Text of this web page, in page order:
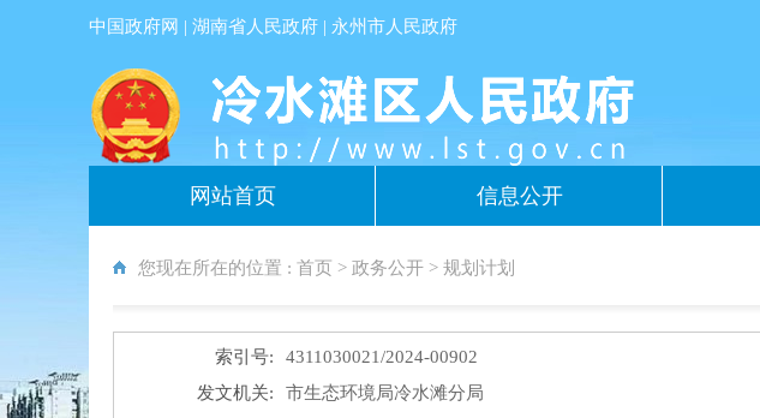
中国政府网 |湖南省人民政府 | 永州市人民政府
网站首页 信息公开
您现在所在的位置 :首页 >政务公开 >规划计划
索引号: 4311030021/2024-00902
发文机关:
市生态环境局冷水滩分局